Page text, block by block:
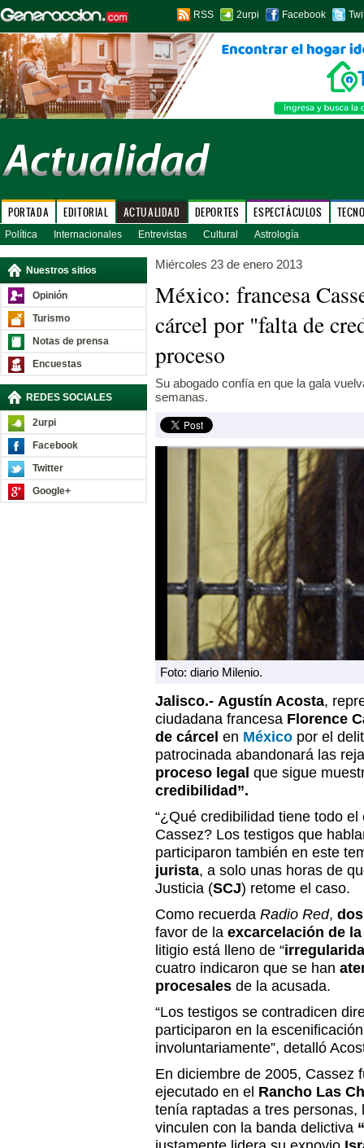
RSS 2urpi Facebook
PORTADA EDITORIAL ACTUALIDAD DEPORTES ESPECTÁCULOS
Política Internacionales Entrevistas Cultural Astrología
Nuestros sitios
Opinión
Turismo
Notas de prensa
Encuestas
REDES SOCIALES
2urpi
Facebook
Twitter
Google+
Miércoles 23 de enero 2013
México: francesa
cárcel por "falta de
proceso
Su abogado confía en que la gala
semanas.
Foto: diario Milenio.
Jalisco.- Agustín Acosta,
ciudadana francesa Florence
de cárcel en México por el
patrocinada abandonará las
proceso legal que sigue
credibilidad”.
“¿Qué credibilidad tiene todo
Cassez? Los testigos que
participaron también en este
jurista, a solo unas horas de
Justicia (SCJ) retome el caso.
Como recuerda Radio Red,
favor de la excarcelación de
litigio está lleno de “
cuatro indicaron que se han
procesales de la acusada.
“Los testigos se contradicen
participaron en la
involuntariamente”, detalló
En diciembre de 2005, Cassez
ejecutado en el Rancho Las
tenía raptadas a tres
vinculen con la banda delictiva